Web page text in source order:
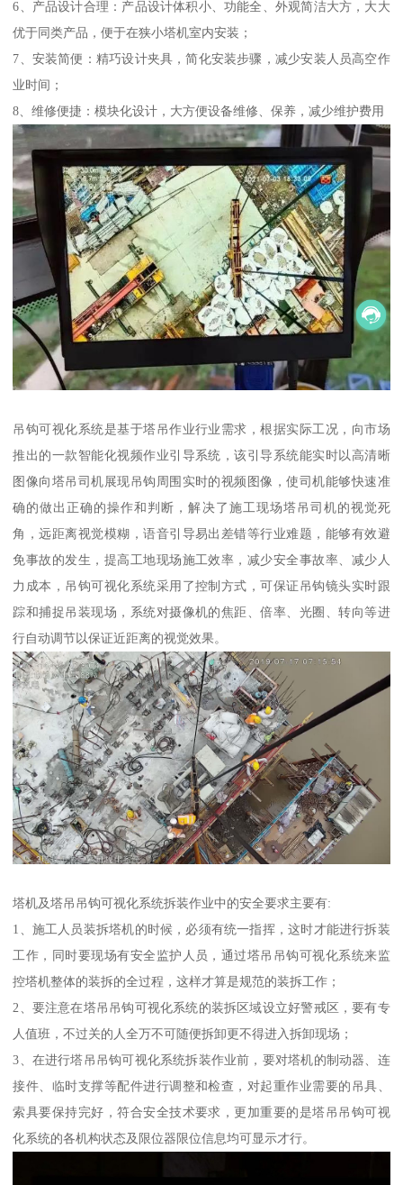
6、产品设计合理：产品设计体积小、功能全、外观简洁大方，大大
优于同类产品，便于在狭小塔机室内安装；
7、安装简便：精巧设计夹具，简化安装步骤，减少安装人员高空作
业时间；
8、维修便捷：模块化设计，大方便设备维修、保养，减少维护费用
吊钩可视化系统是基于塔吊作业行业需求，根据实际工况，向市场
推出的一款智能化视频作业引导系统，该引导系统能实时以高清晰
图像向塔吊司机展现吊钩周围实时的视频图像，使司机能够快速准
确的做出正确的操作和判断，解决了施工现场塔吊司机的视觉死
角，远距离视觉模糊，语音引导易出差错等行业难题，能够有效避
免事故的发生，提高工地现场施工效率，减少安全事故率、减少人
力成本，吊钩可视化系统采用了控制方式，可保证吊钩镜头实时跟
踪和捕捉吊装现场，系统对摄像机的焦距、倍率、光圈、转向等进
行自动调节以保证近距离的视觉效果。
塔机及塔吊吊钩可视化系统拆装作业中的安全要求主要有:
1、施工人员装拆塔机的时候，必须有统一指挥，这时才能进行拆装
工作，同时要现场有安全监护人员，通过塔吊吊钩可视化系统来监
控塔机整体的装拆的全过程，这样才算是规范的装拆工作；
2、要注意在塔吊吊钩可视化系统的装拆区域设立好警戒区，要有专
人值班，不过关的人全万不可随便拆卸更不得进入拆卸现场；
3、在进行塔吊吊钩可视化系统拆装作业前，要对塔机的制动器、连
接件、临时支撑等配件进行调整和检查，对起重作业需要的吊具、
索具要保持完好，符合安全技术要求，更加重要的是塔吊吊钩可视
化系统的各机构状态及限位器限位信息均可显示才行。